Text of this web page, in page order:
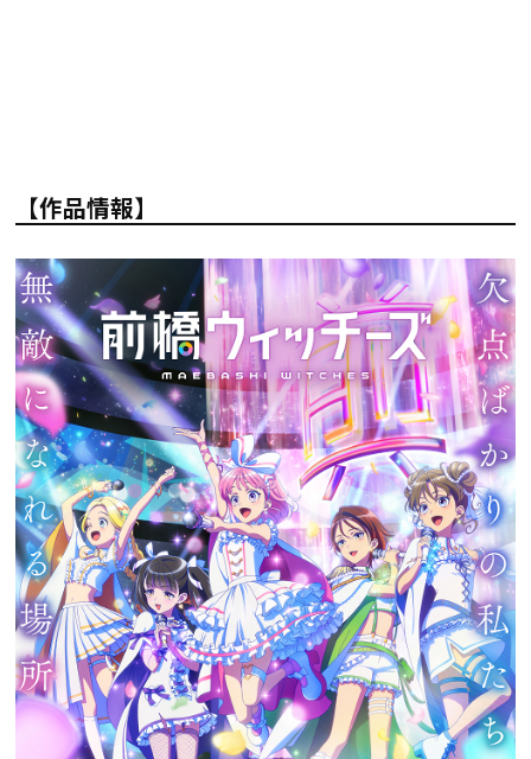
【作品情報】